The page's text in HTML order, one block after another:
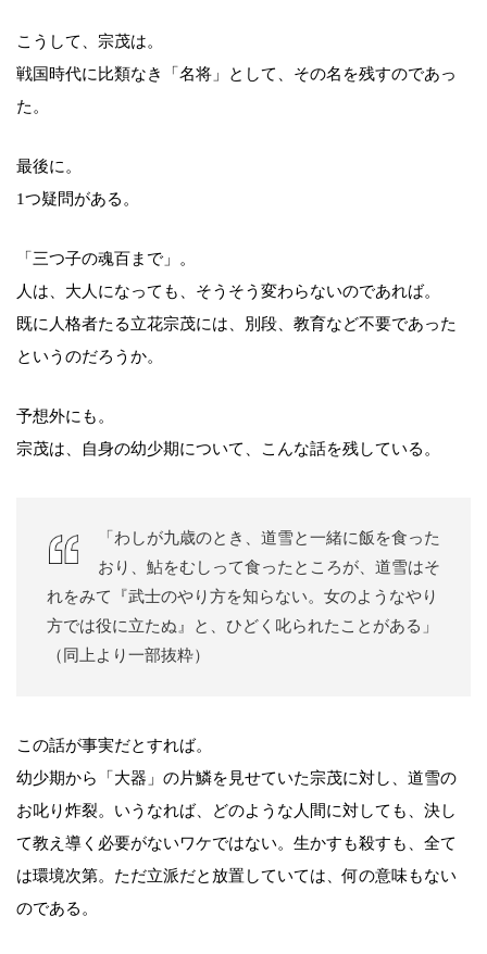
こうして、宗茂は。
戦国時代に比類なき「名将」として、その名を残すのであっ
た。
最後に。
1つ疑問がある。
「三つ子の魂百まで」。
人は、大人になっても、そうそう変わらないのであれば。
既に人格者たる立花宗茂には、別段、教育など不要であった
というのだろうか。
予想外にも。
宗茂は、自身の幼少期について、こんな話を残している。
「わしが九歳のとき、道雪と一緒に飯を食った
おり、鮎をむしって食ったところが、道雪はそ
れをみて『武士のやり方を知らない。女のようなやり
方では役に立たぬ』と、ひどく叱られたことがある」
（同上より一部抜粋）
この話が事実だとすれば。
幼少期から「大器」の片鱗を見せていた宗茂に対し、道雪の
お叱り炸裂。いうなれば、どのような人間に対しても、決し
て教え導く必要がないワケではない。生かすも殺すも、全て
は環境次第。ただ立派だと放置していては、何の意味もない
のである。